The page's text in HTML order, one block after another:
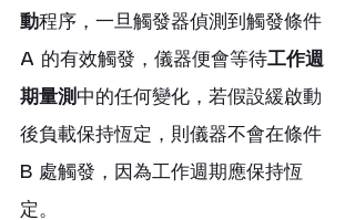
動程序，一旦觸發器偵測到觸發條件
A 的有效觸發，儀器便會等待工作週
期量測 中的任何變化，若假設緩啟動
後負載保持恆定，則儀器不會在條件
B 處觸發，因為工作週期應保持恆
定。